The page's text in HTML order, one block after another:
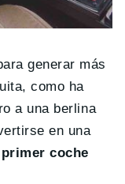
generar más
como ha
a una berlina
en una
primer coche